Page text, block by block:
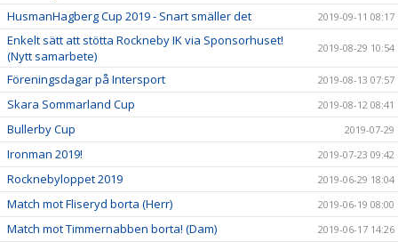
HusmanHagberg Cup 2019 - Snart smäller det 2019-09-11 08:17
Enkelt sätt att stötta Rockneby IK via Sponsorhuset!
(Nytt samarbete)
2019-08-29 10:54
Föreningsdagar på Intersport 2019-08-13 07:57
Skara Sommarland Cup 2019-08-12 08:41
Bullerby Cup 2019-07-29
Ironman 2019! 2019-07-23 09:42
Rocknebyloppet 2019 2019-06-29 18:04
Match mot Fliseryd borta (Herr) 2019-06-19 08:00
Match mot Timmernabben borta! (Dam) 2019-06-17 14:26